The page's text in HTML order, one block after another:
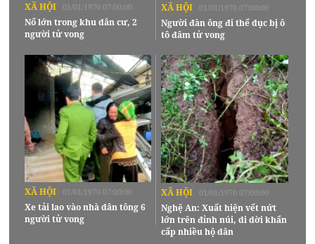
XÃ HỘI 01/01/1970 07:00:00
Nổ lớn trong khu dân cư, 2
người tử vong
XÃ HỘI 01/01/1970 07:00:00
Người đàn ông đi thể dục bị ô
tô đâm tử vong
XÃ HỘI 01/01/1970 07:00:00
Xe tải lao vào nhà dân tông 6
người tử vong
XÃ HỘI 01/01/1970 07:00:00
Nghệ An: Xuất hiện vết nứt
lớn trên đỉnh núi, di dời khẩn
cấp nhiều hộ dân